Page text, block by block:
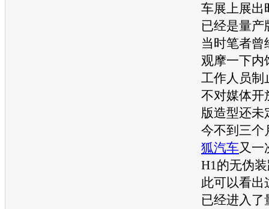
车展 上展
已经是量产
当时笔者曾
观摩一下内
工作人员制
不对媒体开
版造型还未
今不到三个
狐汽车又一
H1 的无伪
此可以看出
已经进入了